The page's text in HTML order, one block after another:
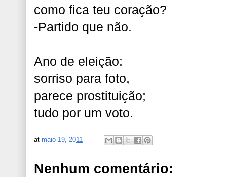
como fica teu coração?
-Partido que não.
Ano de eleição:
sorriso para foto,
parece prostituição;
tudo por um voto.
at maio 19, 2011
Nenhum comentário: